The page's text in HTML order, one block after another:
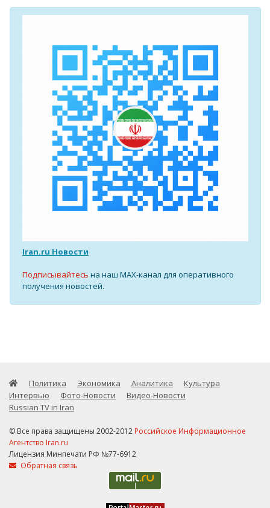
Iran.ru Новости
Подписывайтесь на наш MAX-канал для оперативного
получения новостей.
Политика Экономика Аналитика
Культура
Интервью
Фото-Новости
Видео-Новости
Russian TV in Iran
© Все права защищены 2002-2012 Российское Информационное
Агентство Iran.ru
Лицензия Минпечати РФ №77-6912
Обратная связь